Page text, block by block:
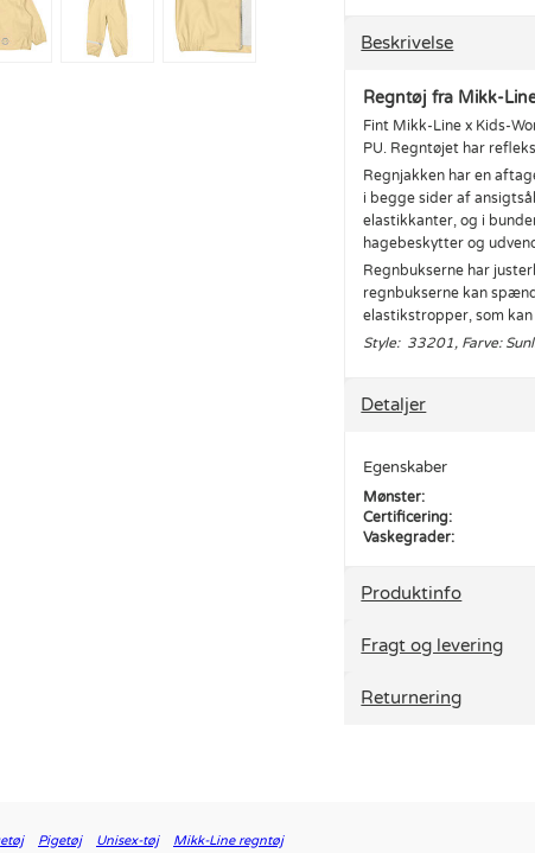
Beskrivelse
Regntøj fra Mikk-
Fint Mikk-Line x Kids-
PU. Regntøjet har
Regnjakken har en
i begge sider af
elastikkanter, og i
hagebeskytter og
Regnbukserne har
regnbukserne kan
elastikstropper, som
Style: 33201, Farve:
Detaljer
Egenskaber
Mønster:
Certificering:
Vaskegrader:
Produktinfo
Fragt og levering
Returnering
Pigetøj Unisex-tøj Mikk-Line regntøj